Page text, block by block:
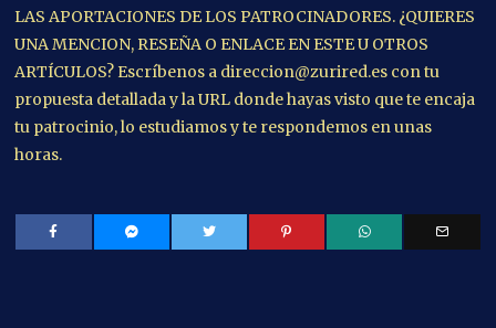
LAS APORTACIONES DE LOS PATROCINADORES. ¿QUIERES
UNA MENCION, RESEÑA O ENLACE EN ESTE U OTROS
ARTÍCULOS? Escríbenos a direccion@zurired.es con tu
propuesta detallada y la URL donde hayas visto que te encaja
tu patrocinio, lo estudiamos y te respondemos en unas
horas.